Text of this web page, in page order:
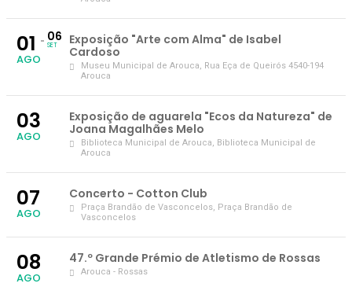
01
AGO
06
SET
Exposição "Arte com Alma" de Isabel
Cardoso
Museu Municipal de Arouca, Rua Eça de Queirós 4540-194
Arouca
03
AGO
Exposição de aguarela "Ecos da Natureza" de
Joana Magalhães Melo
Biblioteca Municipal de Arouca, Biblioteca Municipal de
Arouca
07
AGO
Concerto - Cotton Club
Praça Brandão de Vasconcelos, Praça Brandão de
Vasconcelos
08
AGO
47.º Grande Prémio de Atletismo de Rossas
Arouca - Rossas